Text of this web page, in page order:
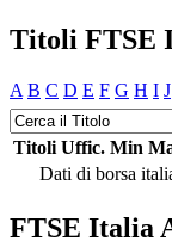
Titoli FTSE
A B C D E F G H I J
Titoli Uffic. Min
Dati di borsa
FTSE Italia